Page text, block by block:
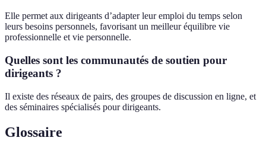
Elle permet aux dirigeants d’adapter leur emploi du temps selon
leurs besoins personnels, favorisant un meilleur équilibre vie
professionnelle et vie personnelle.
Quelles sont les communautés de soutien pour
dirigeants ?
Il existe des réseaux de pairs, des groupes de discussion en ligne, et
des séminaires spécialisés pour dirigeants.
Glossaire